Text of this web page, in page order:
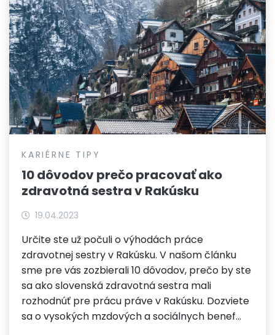
KARIÉRNE TIPY
10 dôvodov prečo pracovať ako
zdravotná sestra v Rakúsku
19.04.2023
Určite ste už počuli o výhodách práce
zdravotnej sestry v Rakúsku. V našom článku
sme pre vás zozbierali 10 dôvodov, prečo by ste
sa ako slovenská zdravotná sestra mali
rozhodnúť pre prácu práve v Rakúsku. Dozviete
sa o vysokých mzdových a sociálnych benef…